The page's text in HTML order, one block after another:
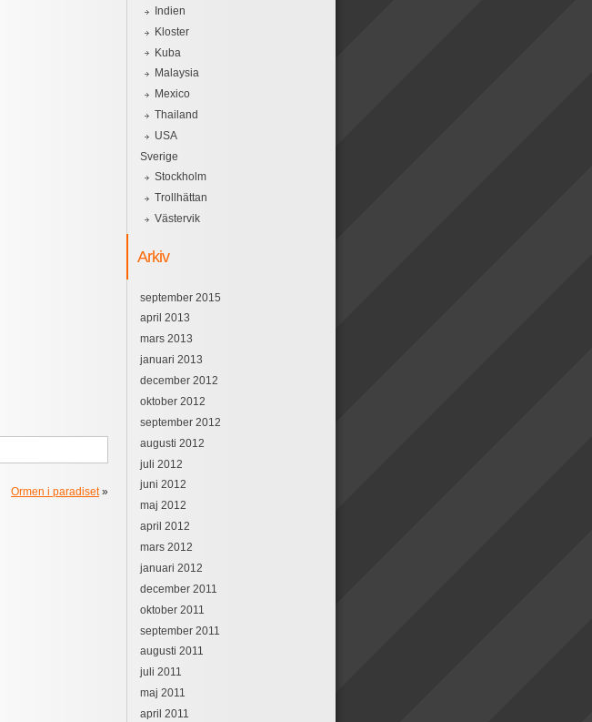
Ormen i paradiset»
Indien
Kloster
Kuba
Malaysia
Mexico
Thailand
USA
Sverige
Stockholm
Trollhättan
Västervik
Arkiv
september 2015
april 2013
mars 2013
januari 2013
december 2012
oktober 2012
september 2012
augusti 2012
juli 2012
juni 2012
maj 2012
april 2012
mars 2012
januari 2012
december 2011
oktober 2011
september 2011
augusti 2011
juli 2011
maj 2011
april 2011